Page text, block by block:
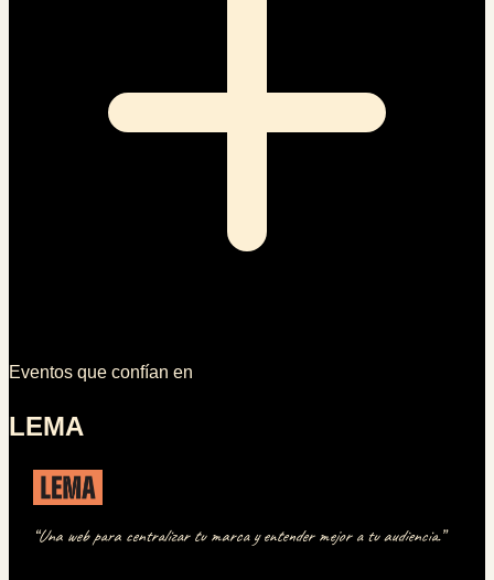
Eventos que confían en
LEMA
“Una web para centralizar tu marca y entender mejor a tu audiencia.”